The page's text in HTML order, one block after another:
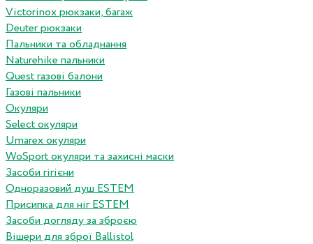
Victorinox рюкзаки, багаж
Deuter рюкзаки
Пальники та обладнання
Naturehike пальники
Quest газові балони
Газові пальники
Окуляри
Select окуляри
Umarex окуляри
WoSport окуляри та захисні маски
Засоби гігієни
Одноразовий душ ESTEM
Присипка для ніг ESTEM
Засоби догляду за зброєю
Вішери для зброї Ballistol